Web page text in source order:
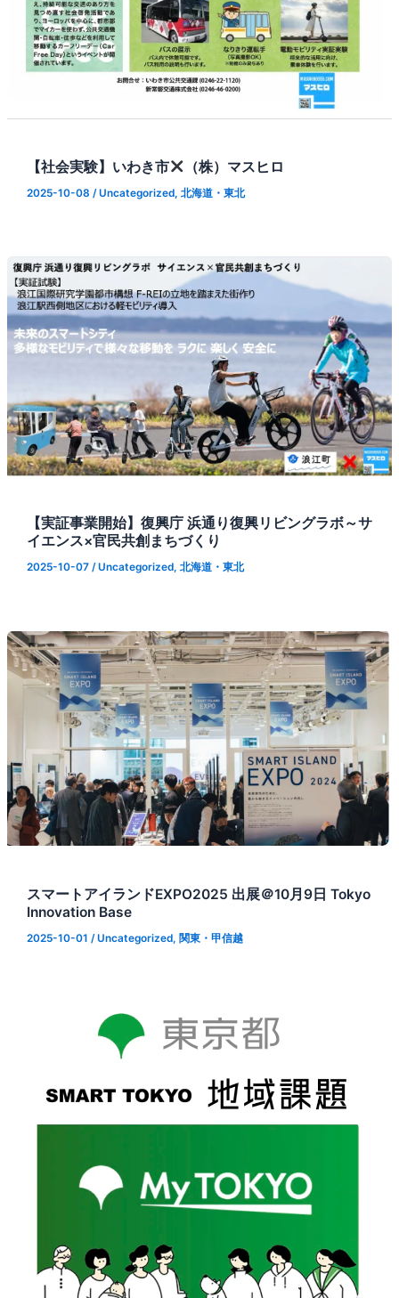
【社会実験】いわき市 （株）マスヒロ
2025-10-08 /Uncategorized, 北海道・東北
【実証事業開始】復興庁 浜通り復興リビングラボ～サ
イエンス×官民共創まちづくり
2025-10-07 /Uncategorized, 北海道・東北
スマートアイランドEXPO2025 出展＠10月9日 Tokyo
Innovation Base
2025-10-01 /Uncategorized, 関東・甲信越